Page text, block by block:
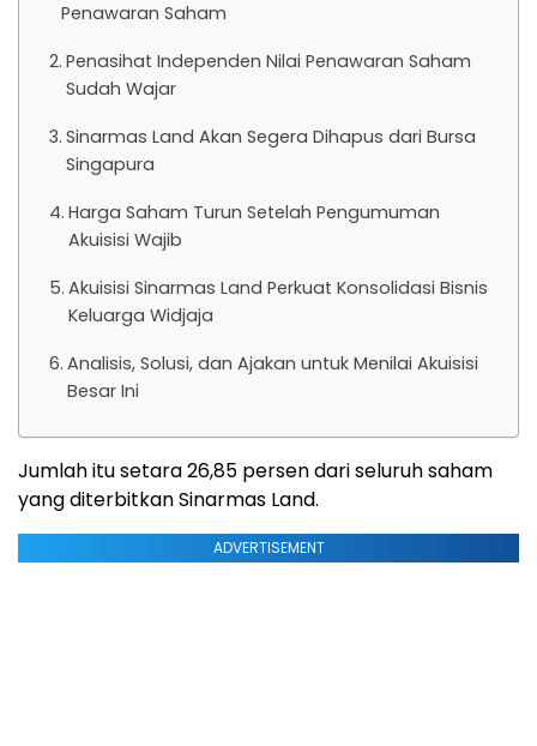
Penawaran Saham
Penasihat Independen Nilai Penawaran Saham
Sudah Wajar
Sinarmas Land Akan Segera Dihapus dari Bursa
Singapura
Harga Saham Turun Setelah Pengumuman
Akuisisi Wajib
Akuisisi Sinarmas Land Perkuat Konsolidasi Bisnis
Keluarga Widjaja
Analisis, Solusi, dan Ajakan untuk Menilai Akuisisi
Besar Ini
Jumlah itu setara 26,85 persen dari seluruh saham
yang diterbitkan Sinarmas Land.
ADVERTISEMENT